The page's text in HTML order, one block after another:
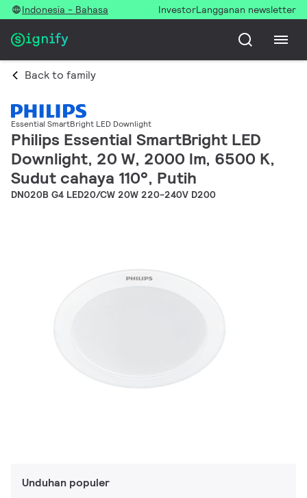
Indonesia - Bahasa InvestorLangganan newsletter
Back to family
Essential SmartBright LED Downlight
Philips Essential SmartBright LED
Downlight, 20 W, 2000 lm, 6500 K,
Sudut cahaya 110°, Putih
DN020B G4 LED20/CW 20W 220-240V D200
Unduhan populer